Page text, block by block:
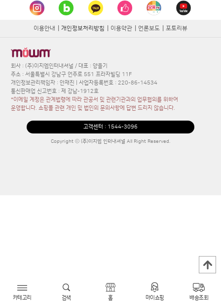
카테고리 검색 홈 마이쇼핑 배송조회
이용안내 개인정보처리방침 이용약관 언론보도 포토리뷰
회사 : (주)이지엠인터내셔널 / 대표 : 양을기
주소 : 서울특별시 강남구 언주로 551 프라자빌딩 11F
개인정보관리책임자 : 안재진 | 사업자등록번호 : 220-86-14534
통신판매업 신고번호 : 제 강남-1912호
*이메일 계정은 관계법령에 따라 관공서 및 관련기관과의 업무협의를 위하여
운영합니다. 쇼핑몰 관련 개인 및 법인의 문의사항에 답변 드리지 않습니다.
고객센터 : 1544-3096
Copyright ⓒ (주)이지엠 인터내셔널 All Right Reserved.